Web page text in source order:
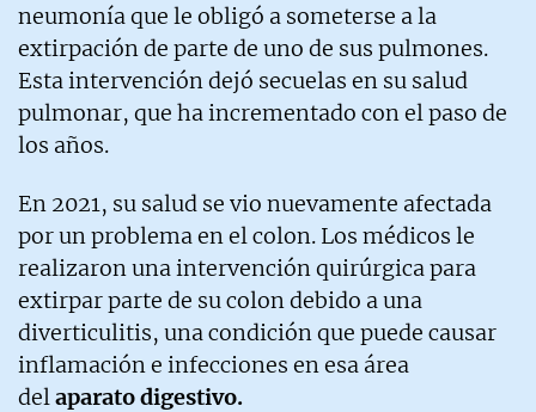
neumonía que le obligó a someterse a la
extirpación de parte de uno de sus pulmones.
Esta intervención dejó secuelas en su salud
pulmonar, que ha incrementado con el paso de
los años.
En 2021, su salud se vio nuevamente afectada
por un problema en el colon. Los médicos le
realizaron una intervención quirúrgica para
extirpar parte de su colon debido a una
diverticulitis, una condición que puede causar
inflamación e infecciones en esa área
delaparato digestivo.